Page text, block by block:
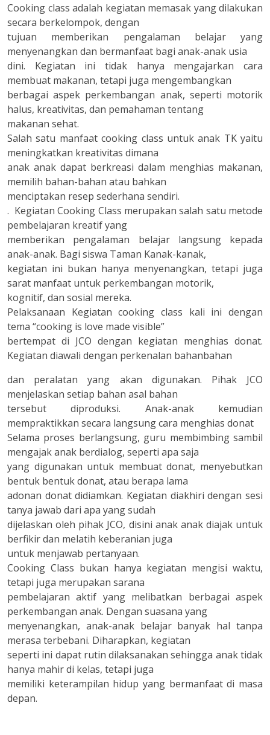
Cooking class adalah kegiatan memasak yang dilakukan
secara berkelompok, dengan
tujuan memberikan pengalaman belajar yang
menyenangkan dan bermanfaat bagi anak-anak usia
dini. Kegiatan ini tidak hanya mengajarkan cara
membuat makanan, tetapi juga mengembangkan
berbagai aspek perkembangan anak, seperti motorik
halus, kreativitas, dan pemahaman tentang
makanan sehat.
Salah satu manfaat cooking class untuk anak TK yaitu
meningkatkan kreativitas dimana
anak anak dapat berkreasi dalam menghias makanan,
memilih bahan-bahan atau bahkan
menciptakan resep sederhana sendiri.
. Kegiatan Cooking Class merupakan salah satu metode
pembelajaran kreatif yang
memberikan pengalaman belajar langsung kepada
anak-anak. Bagi siswa Taman Kanak-kanak,
kegiatan ini bukan hanya menyenangkan, tetapi juga
sarat manfaat untuk perkembangan motorik,
kognitif, dan sosial mereka.
Pelaksanaan Kegiatan cooking class kali ini dengan
tema “cooking is love made visible”
bertempat di JCO dengan kegiatan menghias donat.
Kegiatan diawali dengan perkenalan bahanbahan
dan peralatan yang akan digunakan. Pihak JCO
menjelaskan setiap bahan asal bahan
tersebut diproduksi. Anak-anak kemudian
mempraktikkan secara langsung cara menghias donat
Selama proses berlangsung, guru membimbing sambil
mengajak anak berdialog, seperti apa saja
yang digunakan untuk membuat donat, menyebutkan
bentuk bentuk donat, atau berapa lama
adonan donat didiamkan. Kegiatan diakhiri dengan sesi
tanya jawab dari apa yang sudah
dijelaskan oleh pihak JCO, disini anak anak diajak untuk
berfikir dan melatih keberanian juga
untuk menjawab pertanyaan.
Cooking Class bukan hanya kegiatan mengisi waktu,
tetapi juga merupakan sarana
pembelajaran aktif yang melibatkan berbagai aspek
perkembangan anak. Dengan suasana yang
menyenangkan, anak-anak belajar banyak hal tanpa
merasa terbebani. Diharapkan, kegiatan
seperti ini dapat rutin dilaksanakan sehingga anak tidak
hanya mahir di kelas, tetapi juga
memiliki keterampilan hidup yang bermanfaat di masa
depan.